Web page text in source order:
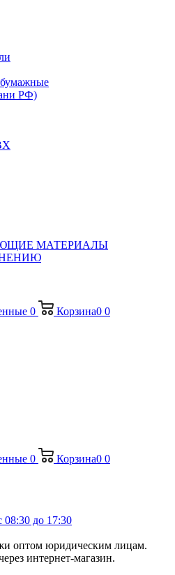
РФ)
МАТЕРИАЛЫ
0 Корзина0 0
0 Корзина0 0
08:30 до 17:30
оптом юридическим лицам.
интернет-магазин.